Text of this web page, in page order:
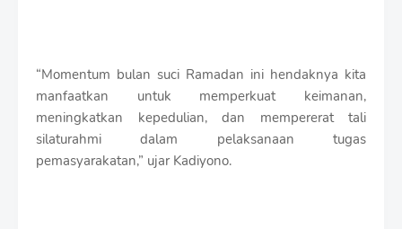
“Momentum bulan suci Ramadan ini hendaknya kita
manfaatkan untuk memperkuat keimanan,
meningkatkan kepedulian, dan mempererat tali
silaturahmi dalam pelaksanaan tugas
pemasyarakatan,” ujar Kadiyono.